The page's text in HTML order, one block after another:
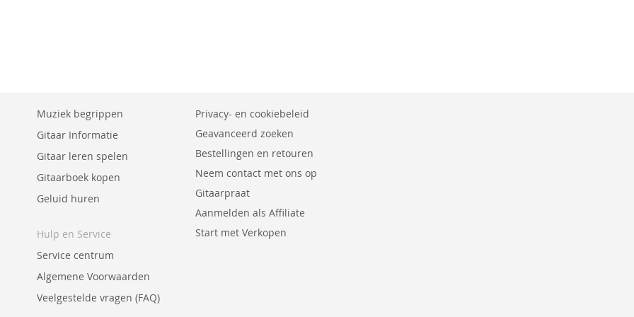
Muziek begrippen
Gitaar Informatie
Gitaar leren spelen
Gitaarboek kopen
Geluid huren
Hulp en Service
Service centrum
Algemene Voorwaarden
Veelgestelde vragen (FAQ)
Privacy- en cookiebeleid
Geavanceerd zoeken
Bestellingen en retouren
Neem contact met ons op
Gitaarpraat
Aanmelden als Affiliate
Start met Verkopen